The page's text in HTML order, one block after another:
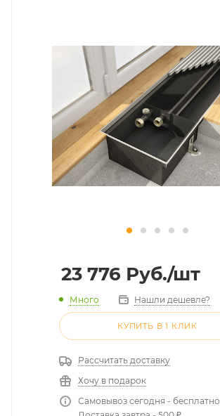
23 776 Руб./шт
Много Нашли дешевле?
КУПИТЬ В 1 КЛИК
Рассчитать доставку
Хочу в подарок
Самовывоз сегодня - бесплатно